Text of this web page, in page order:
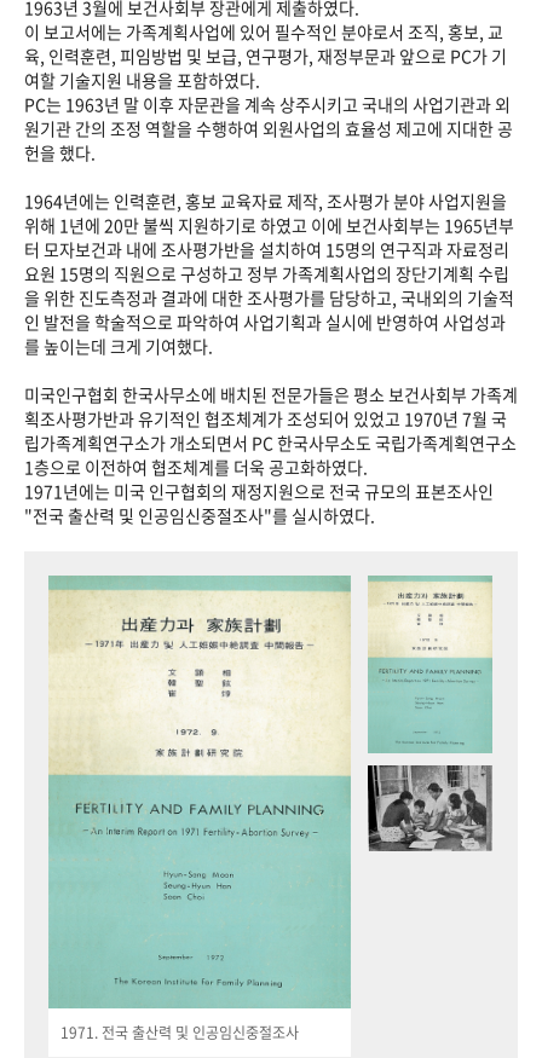
1963년 3월에 보건사회부 장관에게 제출하였다.
이 보고서에는 가족계획사업에 있어 필수적인 분야로서 조직, 홍보, 교
육, 인력훈련, 피임방법 및 보급, 연구평가, 재정부문과 앞으로 PC가 기
여할 기술지원 내용을 포함하였다.
PC는 1963년 말 이후 자문관을 계속 상주시키고 국내의 사업기관과 외
원기관 간의 조정 역할을 수행하여 외원사업의 효율성 제고에 지대한 공
헌을 했다.
1964년에는 인력훈련, 홍보 교육자료 제작, 조사평가 분야 사업지원을
위해 1년에 20만 불씩 지원하기로 하였고 이에 보건사회부는 1965년부
터 모자보건과 내에 조사평가반을 설치하여 15명의 연구직과 자료정리
요원 15명의 직원으로 구성하고 정부 가족계획사업의 장단기계획 수립
을 위한 진도측정과 결과에 대한 조사평가를 담당하고, 국내외의 기술적
인 발전을 학술적으로 파악하여 사업기획과 실시에 반영하여 사업성과
를 높이는데 크게 기여했다.
미국인구협회 한국사무소에 배치된 전문가들은 평소 보건사회부 가족계
획조사평가반과 유기적인 협조체계가 조성되어 있었고 1970년 7월 국
립가족계획연구소가 개소되면서 PC 한국사무소도 국립가족계획연구소
1층으로 이전하여 협조체계를 더욱 공고화하였다.
1971년에는 미국 인구협회의 재정지원으로 전국 규모의 표본조사인
"전국 출산력 및 인공임신중절조사"를 실시하였다.
1971. 전국 출산력 및 인공임신중절조사